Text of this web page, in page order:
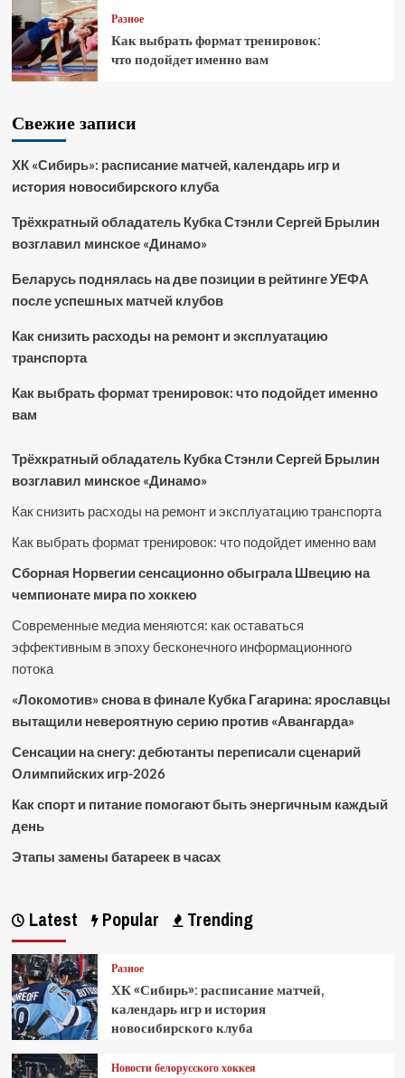
Разное
Как выбрать формат тренировок:
что подойдет именно вам
Свежие записи
ХК «Сибирь»: расписание матчей, календарь игр и
история новосибирского клуба
Трёхкратный обладатель Кубка Стэнли Сергей Брылин
возглавил минское «Динамо»
Беларусь поднялась на две позиции в рейтинге УЕФА
после успешных матчей клубов
Как снизить расходы на ремонт и эксплуатацию
транспорта
Как выбрать формат тренировок: что подойдет именно
вам
Трёхкратный обладатель Кубка Стэнли Сергей Брылин
возглавил минское «Динамо»
Как снизить расходы на ремонт и эксплуатацию транспорта
Как выбрать формат тренировок: что подойдет именно вам
Сборная Норвегии сенсационно обыграла Швецию на
чемпионате мира по хоккею
Современные медиа меняются: как оставаться
эффективным в эпоху бесконечного информационного
потока
«Локомотив» снова в финале Кубка Гагарина: ярославцы
вытащили невероятную серию против «Авангарда»
Сенсации на снегу: дебютанты переписали сценарий
Олимпийских игр-2026
Как спорт и питание помогают быть энергичным каждый
день
Этапы замены батареек в часах
Latest Popular Trending
Разное
ХК «Сибирь»: расписание матчей,
календарь игр и история
новосибирского клуба
Новости белорусского хоккея